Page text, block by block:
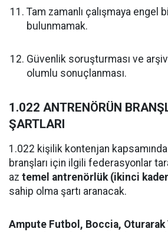
Tam zamanlı çalışmaya engel
bulunmamak.
Güvenlik soruşturması ve arşiv
olumlu sonuçlanması.
1.022 ANTRENÖRÜN
ŞARTLARI
1.022 kişilik kontenjan
branşları için ilgili federasyonlar
az temel antrenörlük (ikinci
sahip olma şartı aranacak.
Ampute Futbol, Boccia, Oturarak